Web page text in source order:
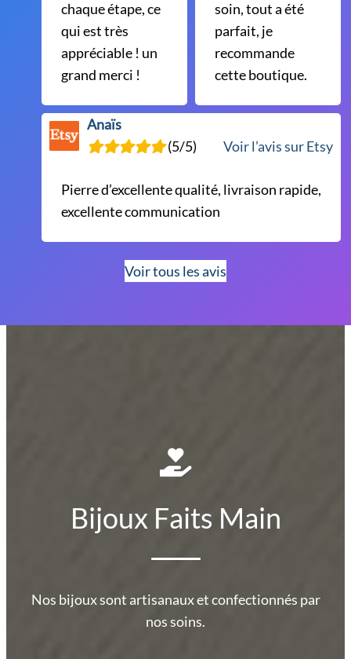
chaque étape, ce
qui est très
appréciable ! un
grand merci !
soin, tout a été
parfait, je
recommande
cette boutique.
Anaïs
(5/5)
Voir l’avis sur Etsy
Pierre d’excellente qualité, livraison rapide,
excellente communication
Voir tous les avis
Bijoux Faits Main
Nos bijoux sont artisanaux et confectionnés par
nos soins.